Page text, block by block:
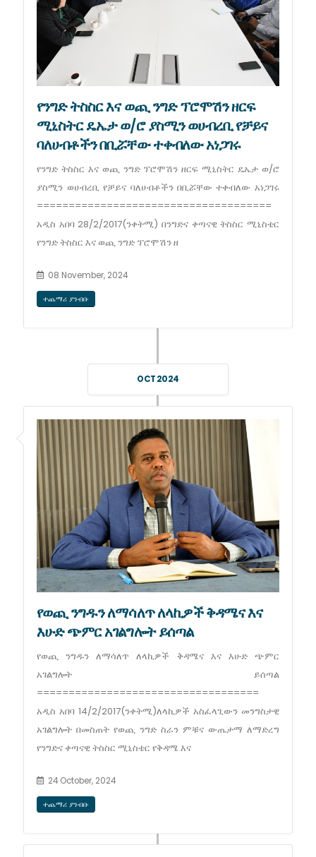
የንግድ ትስስር እና ወጪ ንግድ ፕሮሞሽን ዘርፍ
ሚኒስትር ዴኤታ ወ/ሮ ያስሚን ወሀብረቢ የቻይና
ባለሀብቶችን በቢሯቸው ተቀብለው አነጋገሩ
የንግድ ትስስር እና ወጪ ንግድ ፕሮሞሽን ዘርፍ ሚኒስትር ዴኤታ ወ/ሮ
ያስሚን ወሀብረቢ የቻይና ባለሀብቶችን በቢሯቸው ተቀብለው አነጋገሩ
=====================================
አዲስ አበባ 28/2/2017(ንቀትሚ) በንግድና ቀጣናዊ ትስስር ሚኒስቴር
የንግድ ትስስር እና ወጪ ንግድ ፕሮሞሽን ዘ
08 November, 2024
ተጨማሪ ያንብቡ
OCT 2024
የወጪ ንግዱን ለማሳለጥ ለላኪዎች ቅዳሜና እና
እሁድ ጭምር አገልግሎት ይሰጣል
የወጪ ንግዱን ለማሳለጥ ለላኪዎች ቅዳሜና እና እሁድ ጭምር
አገልግሎት ይሰጣል
===================================
አዲስ አበባ 14/2/2017(ንቀትሚ)ለላኪዎች አስፈላጊውን መንግስታዊ
አገልግሎት በመስጠት የወጪ ንግድ ስራን ምቹና ውጤታማ ለማድረግ
የንግድና ቀጣናዊ ትስስር ሚኒስቴር የቅዳሜ እና
24 October, 2024
ተጨማሪ ያንብቡ